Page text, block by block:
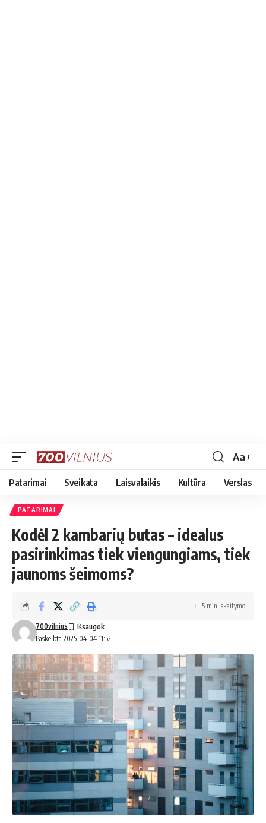
Font
Resizer
Aa
Patarimai Sveikata Laisvalaikis Kultūra Verslas
PATARIMAI
Kodėl 2 kambarių butas – idealus
pasirinkimas tiek viengungiams, tiek
jaunoms šeimoms?
Paskelbta 2025-04-04 11:52
700vilnius
5 min. skaitymo